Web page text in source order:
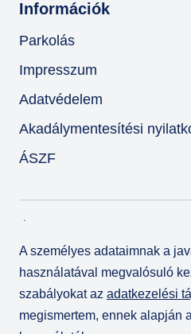
Információk
Parkolás
Impresszum
Adatvédelem
Akadálymentesítési
ÁSZF
A személyes adataimnak a
használatával megvalósuló
szabályokat az adatkezelési
megismertem, ennek alapján